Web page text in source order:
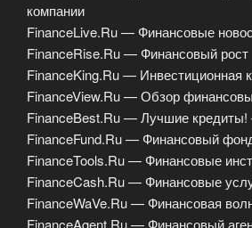
компании
FinanceLive.Ru — Финансовые
FinanceRise.Ru — Финансовый рост
FinanceKing.Ru — Инвестиционная
FinanceView.Ru — Обзор
FinanceBest.Ru — Лучшие
FinanceFund.Ru — Финансовый
FinanceTools.Ru — Финансовые
FinanceCash.Ru — Финансовые
FinanceWaVe.Ru — Финансовая